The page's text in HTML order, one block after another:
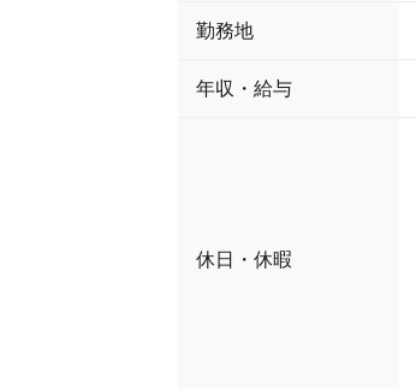
勤務地
年収・給与
休日・休暇